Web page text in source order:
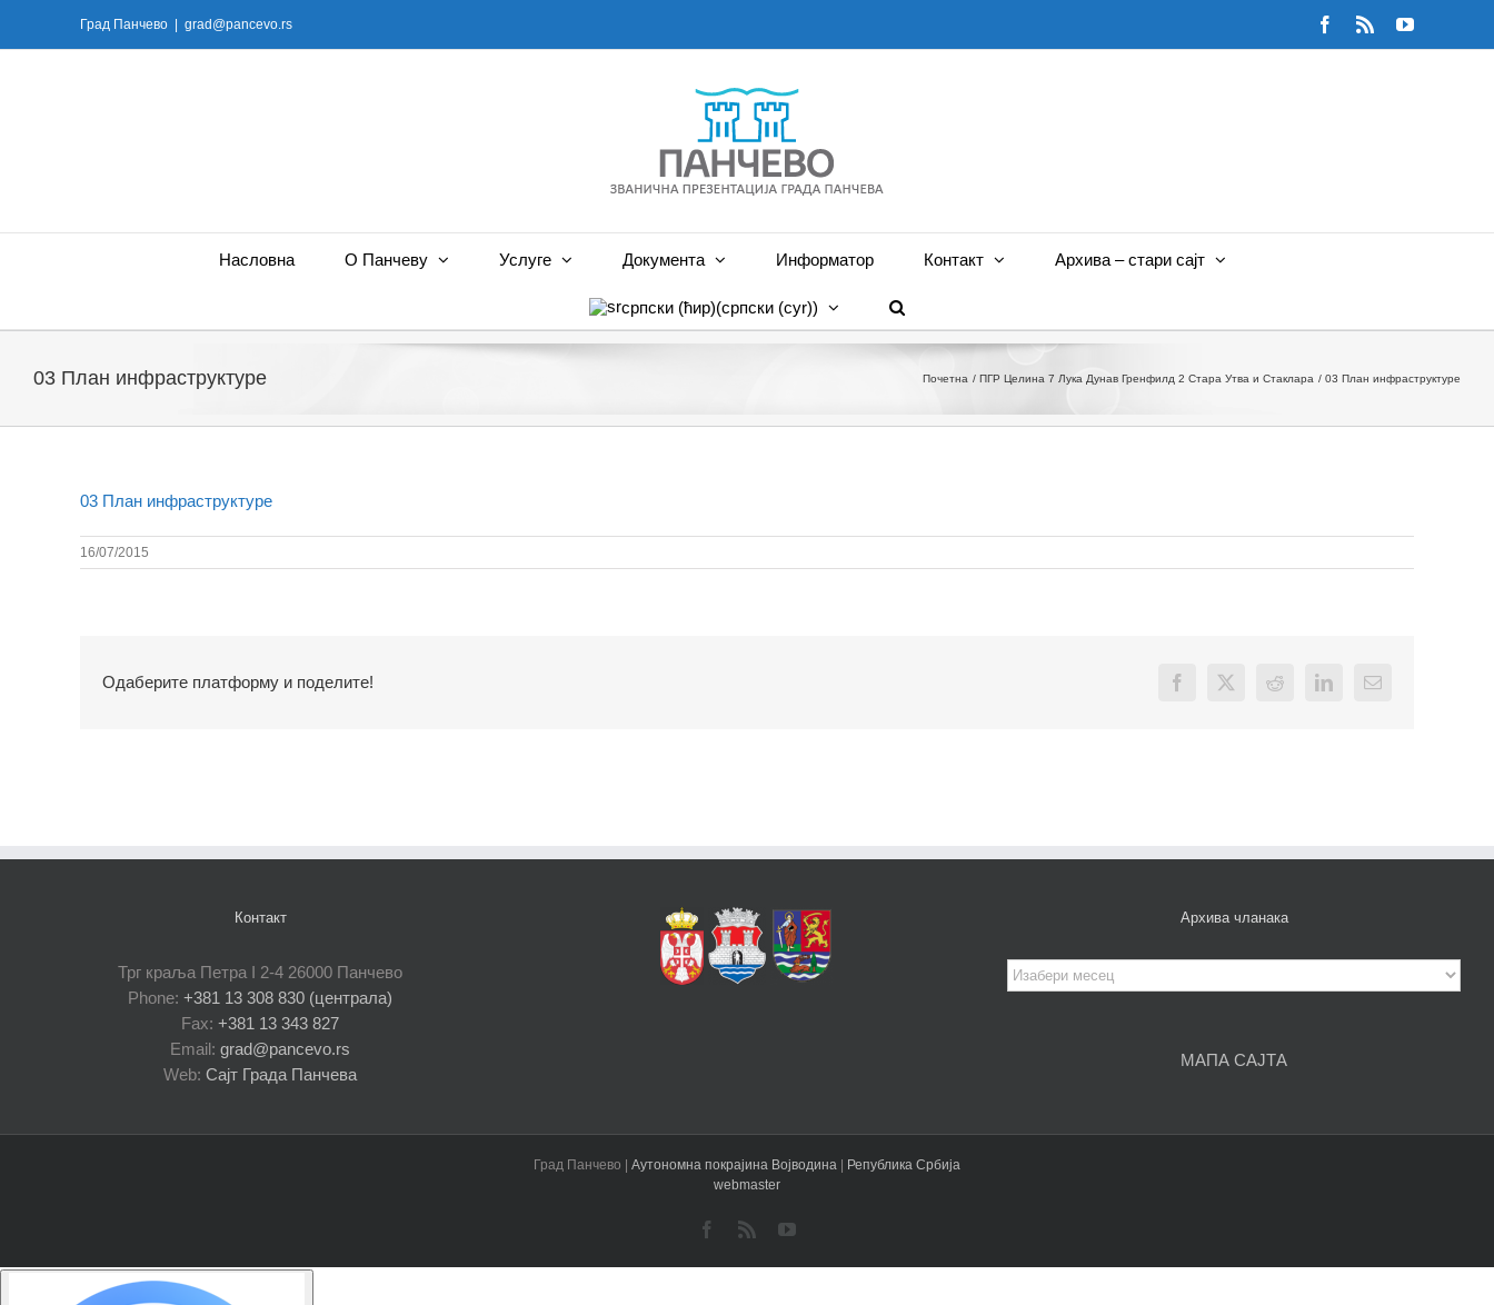
Град Панчево grad@pancevo.rs Facebook
Rss YouTube
Насловна О Панчеву Услуге Документа Информатор Контакт Архива – стари сајт
српски (ћир)(српски (cyr))
03 План инфраструктуре Почетна ПГР Целина 7 Лука Дунав Гренфилд 2 Стара Утва и Стаклара 03 План инфраструктуре
03 План инфраструктуре
16/07/2015
Одаберите платформу и поделите! Facebook
X Reddit LinkedInEmail
Контакт
Трг краља Петра I 2-4 26000 Панчево
Phone: +381 13 308 830 (централа)
Fax: +381 13 343 827
Email: grad@pancevo.rs
Web: Сајт Града Панчева
Архива чланака
Архива
чланака
МАПА САЈТА
Град Панчево | Аутономна покрајина Војводина | Република Србија
webmaster
Facebook
Rss YouTube